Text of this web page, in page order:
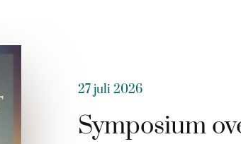
27 juli 2026
Symposium